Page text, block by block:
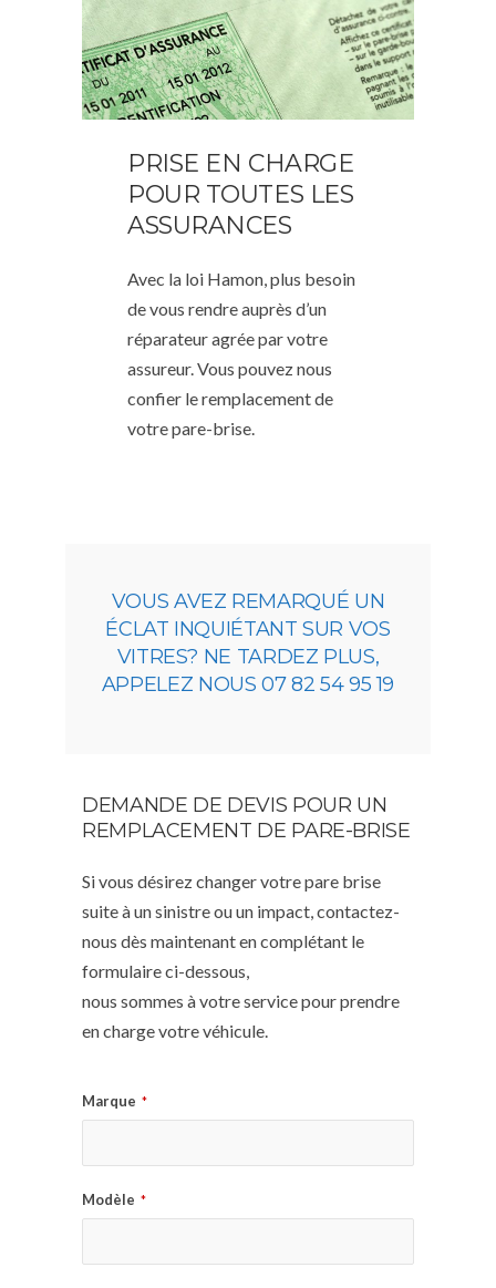
PRISE EN CHARGE
POUR TOUTES LES
ASSURANCES
Avec la loi Hamon, plus besoin
de vous rendre auprès d’un
réparateur agrée par votre
assureur. Vous pouvez nous
confier le remplacement de
votre pare-brise.
VOUS AVEZ REMARQUÉ UN
ÉCLAT INQUIÉTANT SUR VOS
VITRES? NE TARDEZ PLUS,
APPELEZ NOUS 07 82 54 95 19
DEMANDE DE DEVIS POUR UN
REMPLACEMENT DE PARE-BRISE
Si vous désirez changer votre pare brise
suite à un sinistre ou un impact, contactez-
nous dès maintenant en complétant le
formulaire ci-dessous,
nous sommes à votre service pour prendre
en charge votre véhicule.
Marque *
Modèle *